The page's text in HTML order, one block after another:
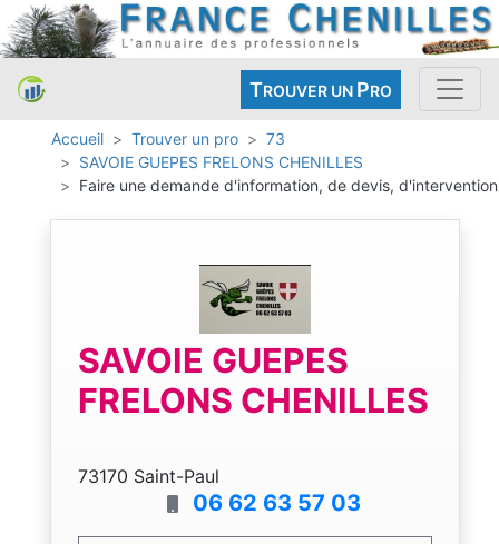
TROUVER UN PRO
Accueil Trouver un pro
73
SAVOIE GUEPES FRELONS CHENILLES
Faire une demande d'information, de devis, d'intervention
SAVOIE GUEPES
FRELONS CHENILLES
73170 Saint-Paul
06 62 63 57 03